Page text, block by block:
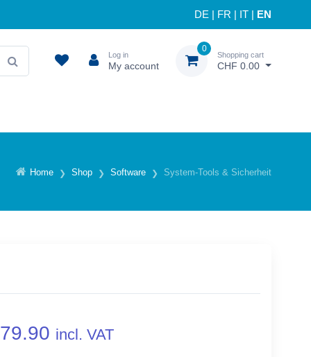
DE FR IT EN
Log in
My account
0
Shopping cart
CHF 0.00
Home Shop Software System-Tools & Sicherheit
incl. VAT